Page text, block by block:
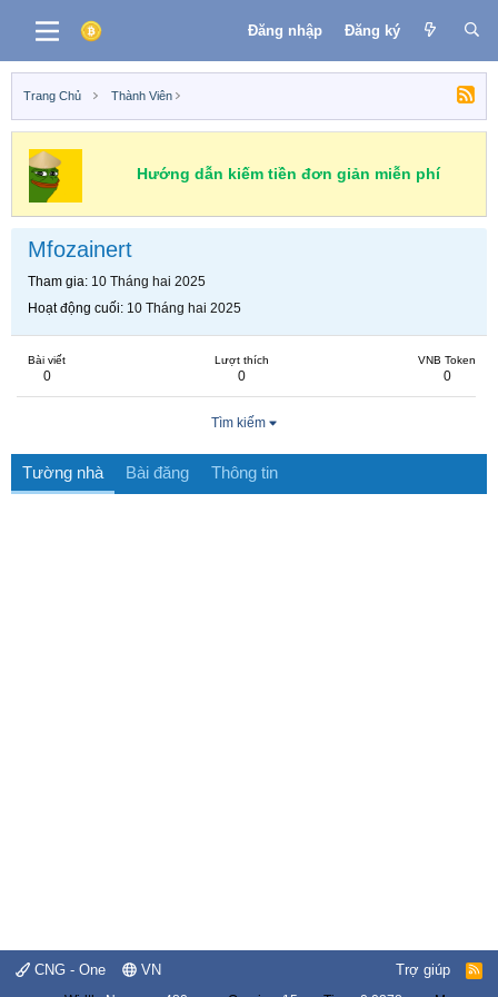
Đăng nhập Đăng ký
Trang Chủ Thành Viên
Hướng dẫn kiếm tiền đơn giản miễn phí
Mfozainert
Tham gia 10 Tháng hai 2025
Hoạt động cuối 10 Tháng hai 2025
Bài viết
0
Lượt thích
0
VNB Token
0
Tìm kiếm
Tường nhà Bài đăng Thông tin
CNG - One VN Trợ giúp
R